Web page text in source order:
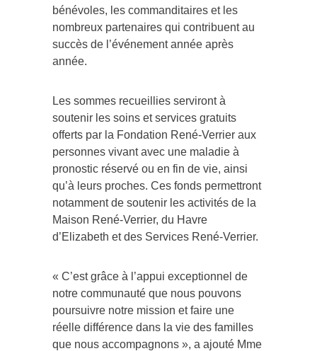
bénévoles, les commanditaires et les
nombreux partenaires qui contribuent au
succès de l’événement année après
année.
Les sommes recueillies serviront à
soutenir les soins et services gratuits
offerts par la Fondation René-Verrier aux
personnes vivant avec une maladie à
pronostic réservé ou en fin de vie, ainsi
qu’à leurs proches. Ces fonds permettront
notamment de soutenir les activités de la
Maison René-Verrier, du Havre
d’Elizabeth et des Services René-Verrier.
« C’est grâce à l’appui exceptionnel de
notre communauté que nous pouvons
poursuivre notre mission et faire une
réelle différence dans la vie des familles
que nous accompagnons », a ajouté Mme